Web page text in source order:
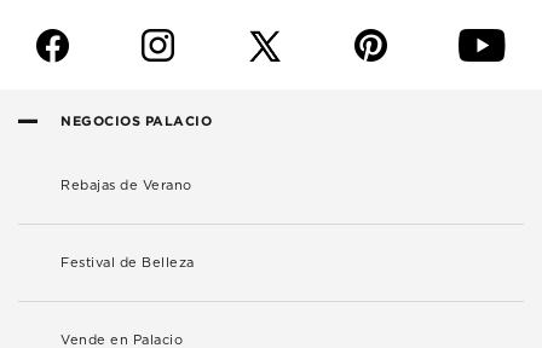
f i p y
NEGOCIOS PALACIO
Rebajas de Verano
Festival de Belleza
Vende en Palacio